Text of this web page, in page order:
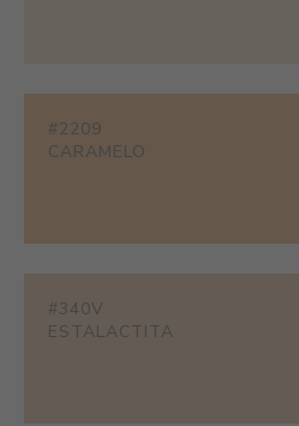
#2209
CARAMELO
#340V
ESTALACTITA